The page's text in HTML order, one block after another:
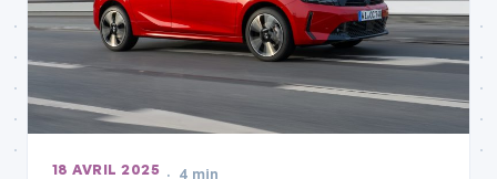
18 AVRIL 2025 4 min